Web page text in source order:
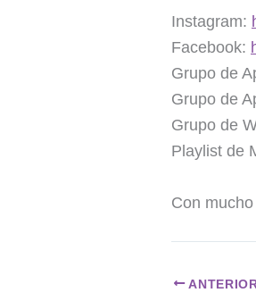
Instagram:
Facebook:
Grupo de
Grupo de
Grupo de
Playlist de
Con